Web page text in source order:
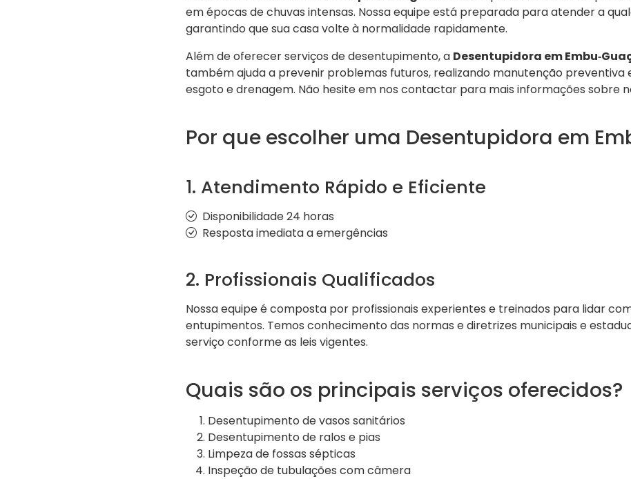
em épocas de chuvas intensas. Nossa equipe está preparada para atender a
garantindo que sua casa volte à normalidade rapidamente.
Além de oferecer serviços de desentupimento, a Desentupidora em
também ajuda a prevenir problemas futuros, realizando manutenção preventiva
esgoto e drenagem. Não hesite em nos contactar para mais informações sobre
Por que escolher uma Desentupidora em
1. Atendimento Rápido e Eficiente
Disponibilidade 24 horas
Resposta imediata a emergências
2. Profissionais Qualificados
Nossa equipe é composta por profissionais experientes e treinados para lidar
entupimentos. Temos conhecimento das normas e diretrizes municipais e
serviço conforme as leis vigentes.
Quais são os principais serviços oferecidos?
Desentupimento de vasos sanitários
Desentupimento de ralos e pias
Limpeza de fossas sépticas
Inspeção de tubulações com câmera